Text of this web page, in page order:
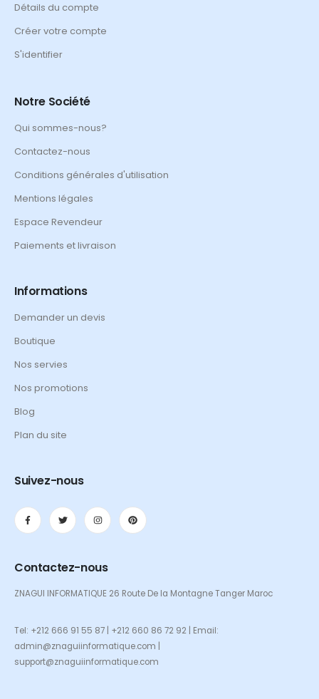
Détails du compte
Créer votre compte
S'identifier
Notre Société
Qui sommes-nous?
Contactez-nous
Conditions générales d'utilisation
Mentions légales
Espace Revendeur
Paiements et livraison
Informations
Demander un devis
Boutique
Nos servies
Nos promotions
Blog
Plan du site
Suivez-nous
Contactez-nous
ZNAGUI INFORMATIQUE 26 Route De la Montagne Tanger Maroc
Tel: +212 666 91 55 87 | +212 660 86 72 92 | Email:
admin@znaguiinformatique.com |
support@znaguiinformatique.com